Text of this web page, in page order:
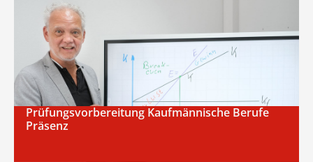
Prüfungsvorbereitung Kaufmännische Berufe
Präsenz